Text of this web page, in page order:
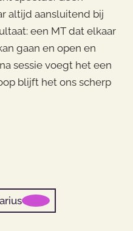
altijd aansluitend bij
een MT dat elkaar
gaan en open en
sessie voegt het een
blijft het ons scherp